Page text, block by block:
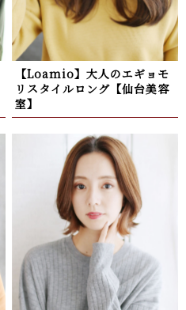
【Loamio】大人のエギョモ
リスタイルロング【仙台美容
室】